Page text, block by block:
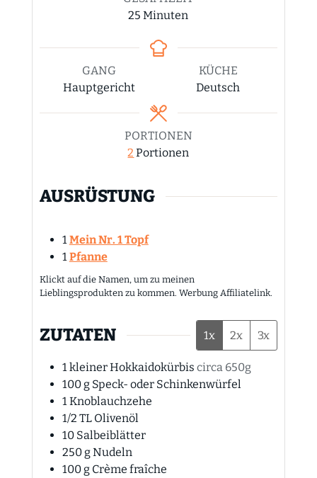
25 Minuten
Minuten
GANG
Hauptgericht
KÜCHE
Deutsch
PORTIONEN
2 Portionen
AUSRÜSTUNG
1Mein Nr. 1 Topf
1Pfanne
Klickt auf die Namen, um zu meinen
Lieblingsprodukten zu kommen. Werbung Affiliatelink.
ZUTATEN 1x 2x 3x
1kleinerHokkaidokürbis circa 650g
100g Speck- oder Schinkenwürfel
1Knoblauchzehe
1/2 TL Olivenöl
10 Salbeiblätter
250gNudeln
100g Crème fraîche